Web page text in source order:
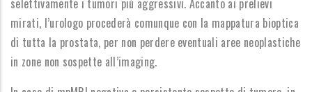
selettivamente i tumori più aggressivi. Accanto ai prelievi
mirati, l’urologo procederà comunque con la mappatura bioptica
di tutta la prostata, per non perdere eventuali aree neoplastiche
in zone non sospette all’imaging.